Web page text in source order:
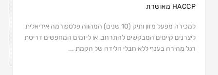
HACCP מאושרת
למכירה מפעל מזון ותיק (10 שנים) המהווה פלטפורמה אידיאלית
ליצרנים קיימים המבקשים להתרחב, או ליזמים המחפשים דריסת
רגל מהירה בענף ללא חבלי הלידה של הקמת ...